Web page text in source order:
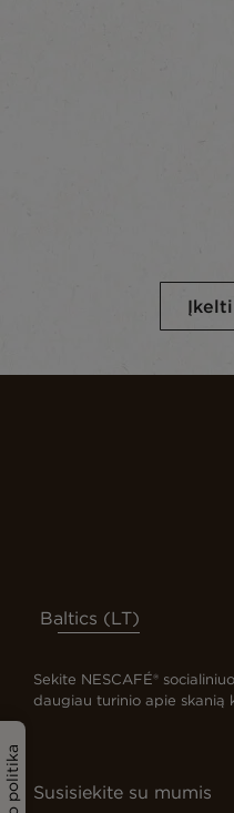
Baltics (LT)
Sekite NESCAFÉ®
daugiau turinio apie skanią
Susisiekite su mumis